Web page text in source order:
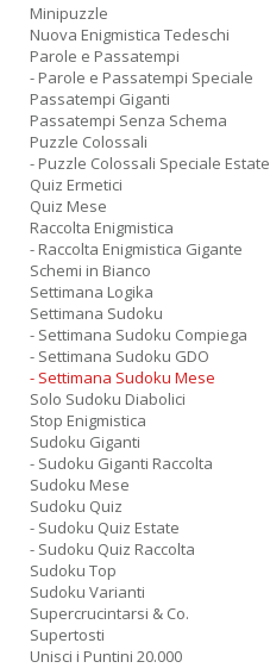
Minipuzzle
Nuova Enigmistica Tedeschi
Parole e Passatempi
- Parole e Passatempi Speciale
Passatempi Giganti
Passatempi Senza Schema
Puzzle Colossali
- Puzzle Colossali Speciale Estate
Quiz Ermetici
Quiz Mese
Raccolta Enigmistica
- Raccolta Enigmistica Gigante
Schemi in Bianco
Settimana Logika
Settimana Sudoku
- Settimana Sudoku Compiega
- Settimana Sudoku GDO
- Settimana Sudoku Mese
Solo Sudoku Diabolici
Stop Enigmistica
Sudoku Giganti
- Sudoku Giganti Raccolta
Sudoku Mese
Sudoku Quiz
- Sudoku Quiz Estate
- Sudoku Quiz Raccolta
Sudoku Top
Sudoku Varianti
Supercrucintarsi & Co.
Supertosti
Unisci i Puntini 20.000